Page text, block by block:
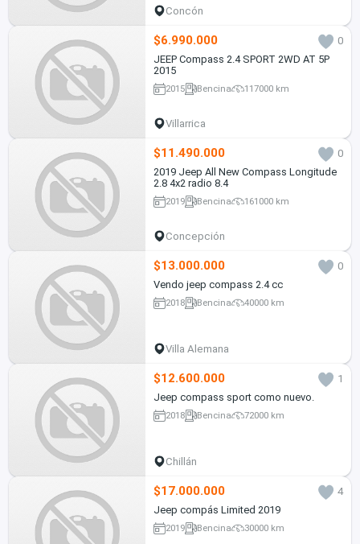
Concón
$6.990.000
0
JEEP Compass 2.4 SPORT 2WD AT 5P
2015
2015 Bencina 117000 km
Villarrica
$11.490.000
0
2019 Jeep All New Compass Longitude
2.8 4x2 radio 8.4
2019 Bencina 161000 km
Concepción
$13.000.000
0
Vendo jeep compass 2.4 cc
2018 Bencina 40000 km
Villa Alemana
$12.600.000
1
Jeep compass sport como nuevo.
2018 Bencina 72000 km
Chillán
$17.000.000
4
Jeep compás Limited 2019
2019 Bencina 30000 km